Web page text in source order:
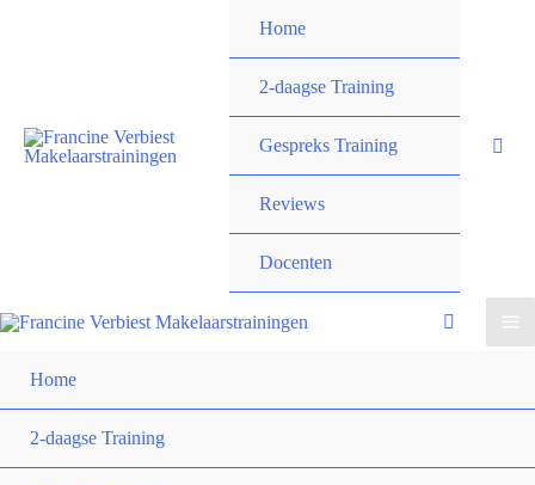
Home
2-daagse Training
Gespreks Training
Reviews
Docenten
Home
2-daagse Training